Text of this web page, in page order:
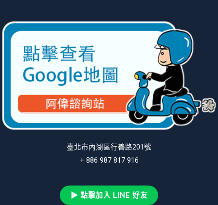
臺北市內湖區行善路201號
+ 886 987 817 916
▶ 點擊加入 LINE 好友